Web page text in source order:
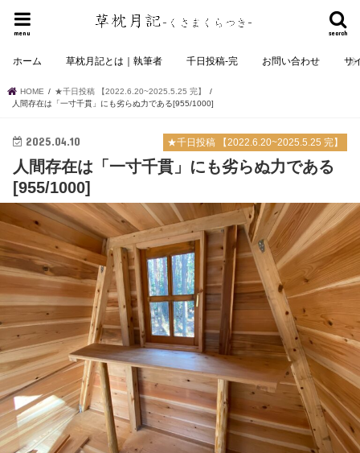
search
menu
ホーム 草枕月記とは｜執筆者 千日投稿-完 お問い合わせ サ
HOME
★千日投稿 【2022.6.20~2025.5.25 完】
人間存在は「一寸千貫」にも劣らぬ力である[955/1000]
★千日投稿 【2022.6.20~2025.5.25 完】
2025.04.10
人間存在は「一寸千貫」にも劣らぬ力である
[955/1000]